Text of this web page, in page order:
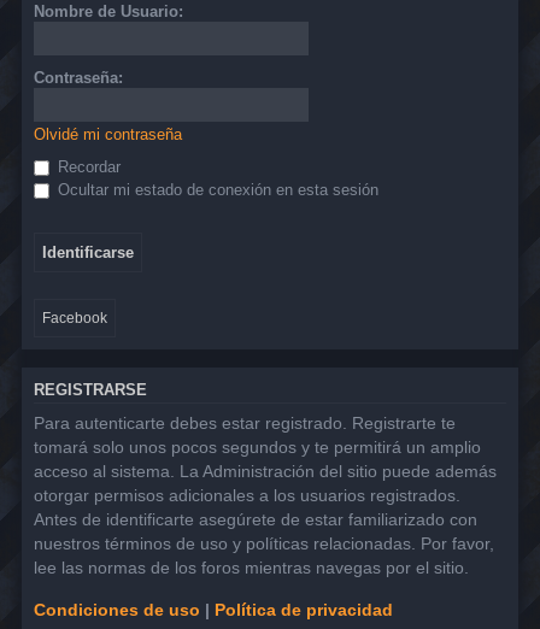
Nombre de Usuario:
Contraseña:
Olvidé mi contraseña
Recordar
Ocultar mi estado de conexión en esta sesión
Facebook
REGISTRARSE
Para autenticarte debes estar registrado. Registrarte te
tomará solo unos pocos segundos y te permitirá un amplio
acceso al sistema. La Administración del sitio puede además
otorgar permisos adicionales a los usuarios registrados.
Antes de identificarte asegúrete de estar familiarizado con
nuestros términos de uso y políticas relacionadas. Por favor,
lee las normas de los foros mientras navegas por el sitio.
Condiciones de uso | Política de privacidad